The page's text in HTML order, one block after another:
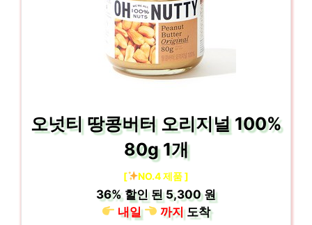
오넛티 땅콩버터 오리지널 100%
80g 1개
[ NO.4 제품 ]
36% 할인 된5,300 원
내일
까지도착